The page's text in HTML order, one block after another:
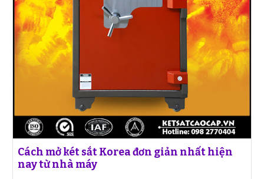
Cách mở két sắt Korea đơn giản nhất hiện
nay từ nhà máy